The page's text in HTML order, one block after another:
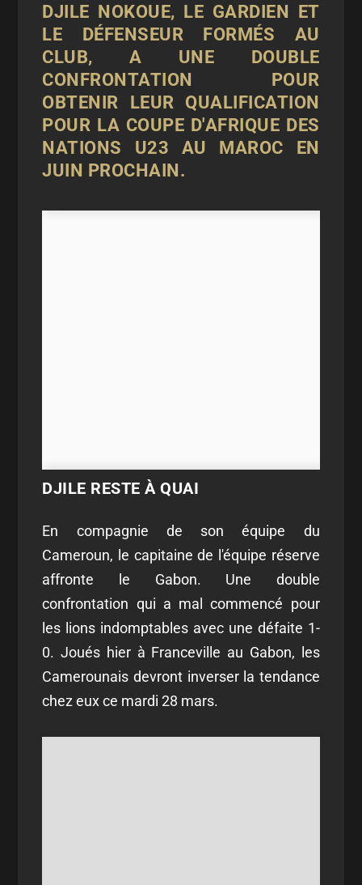
DJILE NOKOUE, LE GARDIEN ET
LE DÉFENSEUR FORMÉS AU
CLUB, A UNE DOUBLE
CONFRONTATION POUR
OBTENIR LEUR QUALIFICATION
POUR LA COUPE D'AFRIQUE DES
NATIONS U23 AU MAROC EN
JUIN PROCHAIN.
DJILE RESTE À QUAI
En compagnie de son équipe du
Cameroun, le capitaine de l'équipe réserve
affronte le Gabon. Une double
confrontation qui a mal commencé pour
les lions indomptables avec une défaite 1-
0. Joués hier à Franceville au Gabon, les
Camerounais devront inverser la tendance
chez eux ce mardi 28 mars.